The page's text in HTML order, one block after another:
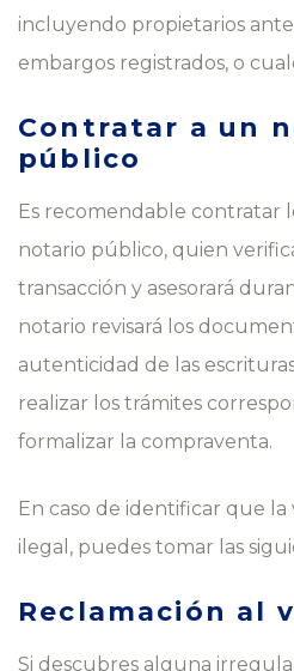
incluyendo propietarios
embargos registrados, o
Contratar a un
público
Es recomendable contratar
notario público, quien
transacción y asesorará
notario revisará los
autenticidad de las
realizar los trámites
formalizar la compraventa.
En caso de identificar que
ilegal, puedes tomar las
Reclamación al
Si descubres alguna